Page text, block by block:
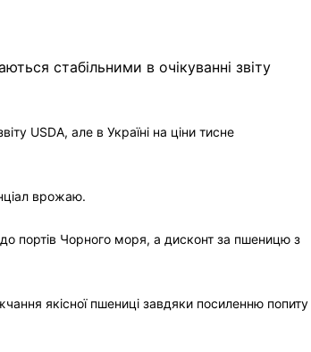
USDA, але в Україні на ціни тисне
врожаю.
портів Чорного моря, а дисконт за пшеницю з
якісної пшениці завдяки посиленню попиту